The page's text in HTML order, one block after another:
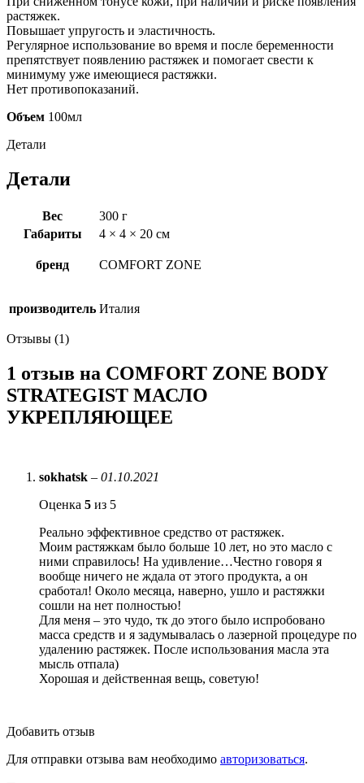
растяжек.
Повышает упругость и эластичность.
Регулярное использование во время и после беременности
препятствует появлению растяжек и помогает свести к
минимуму уже имеющиеся растяжки.
Нет противопоказаний.
Объем 100мл
Детали
Детали
Вес
300 г
Габариты
4 × 4 × 20 см
бренд COMFORT ZONE
производитель Италия
Отзывы (1)
1 отзыв на COMFORT ZONE BODY
STRATEGIST МАСЛО
УКРЕПЛЯЮЩЕЕ
sokhatsk – 01.10.2021
Оценка 5 из 5
Реально эффективное средство от растяжек.
Моим растяжкам было больше 10 лет, но это масло с
ними справилось! На удивление…Честно говоря я
вообще ничего не ждала от этого продукта, а он
сработал! Около месяца, наверно, ушло и растяжки
сошли на нет полностью!
Для меня – это чудо, тк до этого было испробовано
масса средств и я задумывалась о лазерной процедуре по
удалению растяжек. После использования масла эта
мысль отпала)
Хорошая и действенная вещь, советую!
Добавить отзыв
Для отправки отзыва вам необходимо авторизоваться.